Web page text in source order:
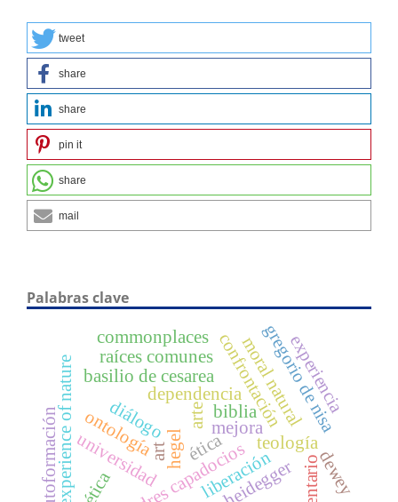
tweet
share
share
pin it
share
mail
Palabras clave
biblia
teología
heidegger
hegel
ontología
confrontación
padres capadocios
basilio de cesarea gregorio de nisa
dependencia
liberación
diálogo
ética
universidad
moral natural
dewey
arte
experience of nature art
raíces comunes experiencia
commonplaces
autoformación mejora